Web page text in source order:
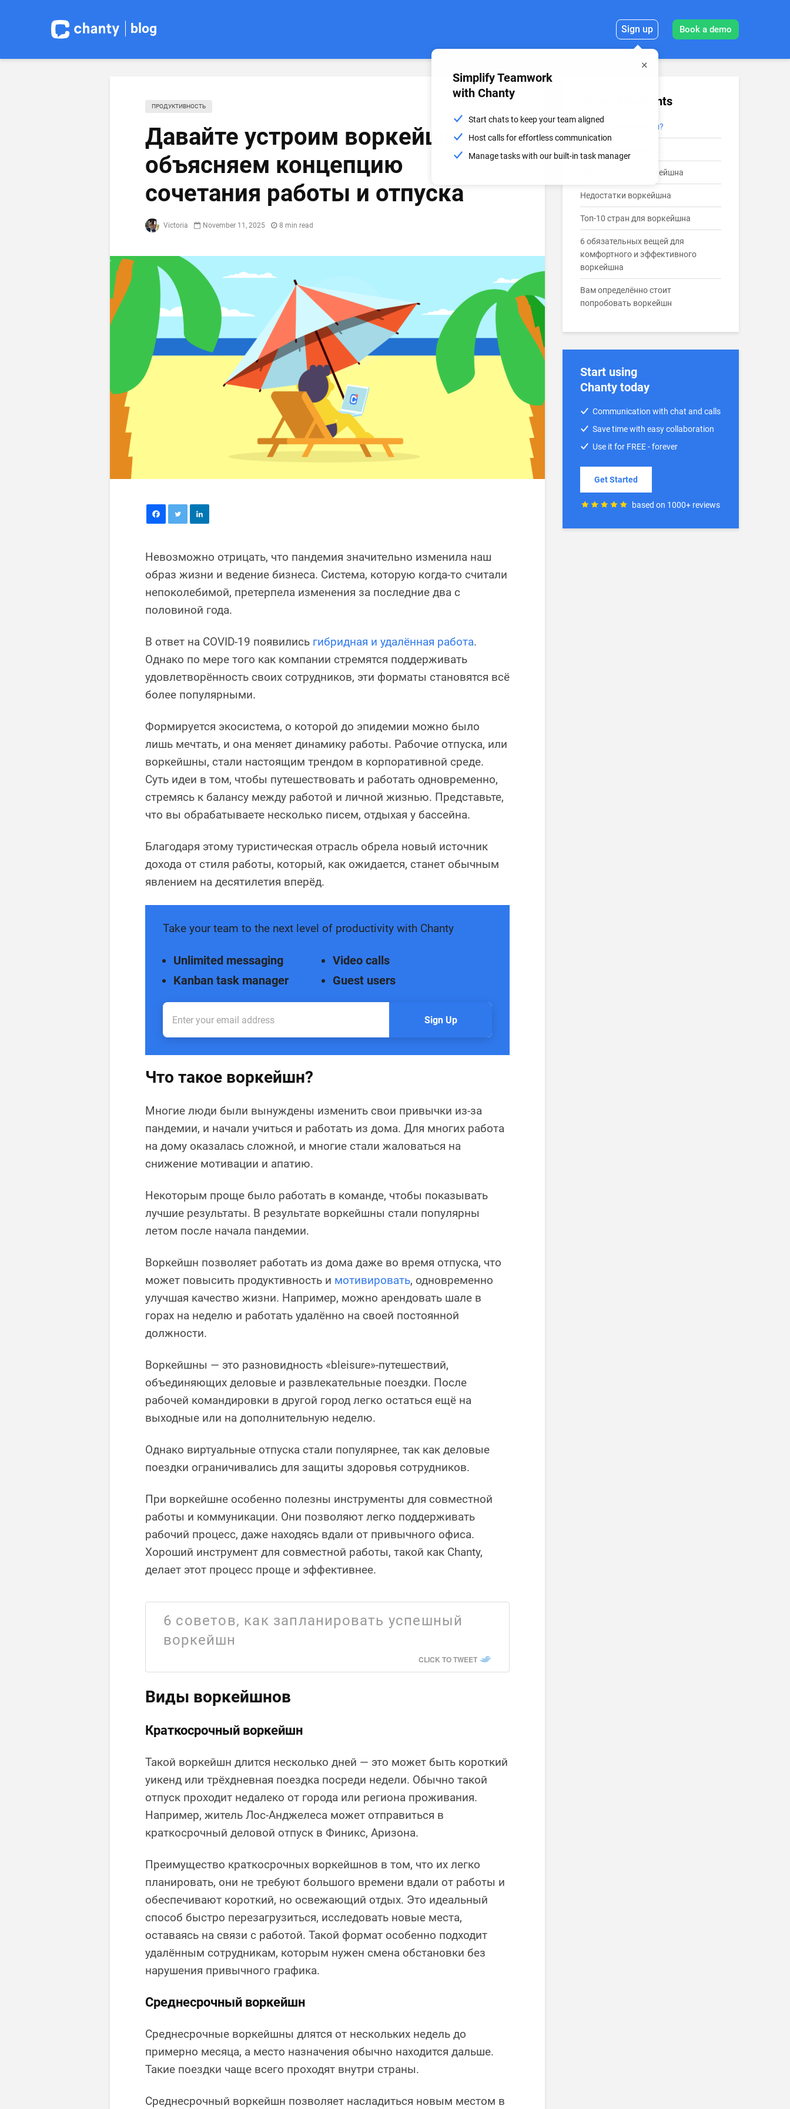
blog Sign up
Simplify Teamwork
with Chanty
Start chats to keep your team aligned
Host calls for effortless communication
Manage tasks with our built-in task manager
Book a demo
ПРОДУКТИВНОСТЬ
Давайте устроим воркейшн —
объясняем концепцию
сочетания работы и отпуска
Victoria November 11, 2025 8 min read
Невозможно отрицать, что пандемия значительно изменила наш
образ жизни и ведение бизнеса. Система, которую когда-то считали
непоколебимой, претерпела изменения за последние два с
половиной года.
В ответ на COVID-19 появились гибридная и удалённая работа.
Однако по мере того как компании стремятся поддерживать
удовлетворённость своих сотрудников, эти форматы становятся всё
более популярными.
Формируется экосистема, о которой до эпидемии можно было
лишь мечтать, и она меняет динамику работы. Рабочие отпуска, или
воркейшны, стали настоящим трендом в корпоративной среде.
Суть идеи в том, чтобы путешествовать и работать одновременно,
стремясь к балансу между работой и личной жизнью. Представьте,
что вы обрабатываете несколько писем, отдыхая у бассейна.
Благодаря этому туристическая отрасль обрела новый источник
дохода от стиля работы, который, как ожидается, станет обычным
явлением на десятилетия вперёд.
Take your team to the next level of productivity with Chanty
Unlimited messaging
Video calls
Kanban task manager
Guest users
Sign Up
Что такое воркейшн?
Многие люди были вынуждены изменить свои привычки из-за
пандемии, и начали учиться и работать из дома. Для многих работа
на дому оказалась сложной, и многие стали жаловаться на
снижение мотивации и апатию.
Некоторым проще было работать в команде, чтобы показывать
лучшие результаты. В результате воркейшны стали популярны
летом после начала пандемии.
Воркейшн позволяет работать из дома даже во время отпуска, что
может повысить продуктивность и мотивировать, одновременно
улучшая качество жизни. Например, можно арендовать шале в
горах на неделю и работать удалённо на своей постоянной
должности.
Воркейшны — это разновидность «bleisure»-путешествий,
объединяющих деловые и развлекательные поездки. После
рабочей командировки в другой город легко остаться ещё на
выходные или на дополнительную неделю.
Однако виртуальные отпуска стали популярнее, так как деловые
поездки ограничивались для защиты здоровья сотрудников.
При воркейшне особенно полезны инструменты для совместной
работы и коммуникации. Они позволяют легко поддерживать
рабочий процесс, даже находясь вдали от привычного офиса.
Хороший инструмент для совместной работы, такой как Chanty,
делает этот процесс проще и эффективнее.
6 советов, как запланировать успешный
воркейшн
CLICK TO TWEET
Виды воркейшнов
Краткосрочный воркейшн
Такой воркейшн длится несколько дней — это может быть короткий
уикенд или трёхдневная поездка посреди недели. Обычно такой
отпуск проходит недалеко от города или региона проживания.
Например, житель Лос-Анджелеса может отправиться в
краткосрочный деловой отпуск в Финикс, Аризона.
Преимущество краткосрочных воркейшнов в том, что их легко
планировать, они не требуют большого времени вдали от работы и
обеспечивают короткий, но освежающий отдых. Это идеальный
способ быстро перезагрузиться, исследовать новые места,
оставаясь на связи с работой. Такой формат особенно подходит
удалённым сотрудникам, которым нужен смена обстановки без
нарушения привычного графика.
Среднесрочный воркейшн
Среднесрочные воркейшны длятся от нескольких недель до
примерно месяца, а место назначения обычно находится дальше.
Такие поездки чаще всего проходят внутри страны.
Среднесрочный воркейшн позволяет насладиться новым местом в
Table of Contents
Что такое воркейшн?
Преимущества воркейшна
Недостатки воркейшна
Топ-10 стран для воркейшна
6 обязательных вещей для
комфортного и эффективного
воркейшна
Вам определённо стоит
попробовать воркейшн
Start using
Chanty today
Communication with chat and calls
Save time with easy collaboration
Use it for FREE - forever
Get Started
based on 1000+ reviews